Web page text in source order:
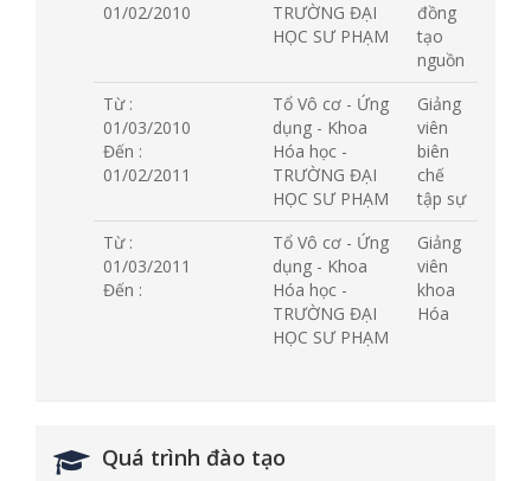
01/02/2010
TRƯỜNG ĐẠI
HỌC SƯ PHẠM
đồng
tạo
nguồn
Từ :
01/03/2010
Đến :
01/02/2011
Tổ Vô cơ - Ứng
dụng - Khoa
Hóa học -
TRƯỜNG ĐẠI
HỌC SƯ PHẠM
Giảng
viên
biên
chế
tập sự
Từ :
01/03/2011
Đến :
Tổ Vô cơ - Ứng
dụng - Khoa
Hóa học -
TRƯỜNG ĐẠI
HỌC SƯ PHẠM
Giảng
viên
khoa
Hóa
Quá trình đào tạo